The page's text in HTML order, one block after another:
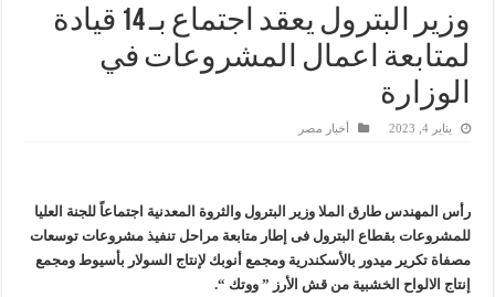
وزير البترول يعقد اجتماع بـ 14 قيادة
لمتابعة اعمال المشروعات في
الوزارة
يناير 4, 2023 أخبار مصر
رأس المهندس طارق الملا وزير البترول والثروة المعدنية اجتماعاً للجنة العليا
للمشروعات بقطاع البترول فى إطار متابعة مراحل تنفيذ مشروعات توسعات
مصفاة تكرير ميدور بالأسكندرية ومجمع أنوبك لإنتاج السولار بأسيوط ومجمع
إنتاج الالواح الخشبية من قش الأرز ” ووتك “.